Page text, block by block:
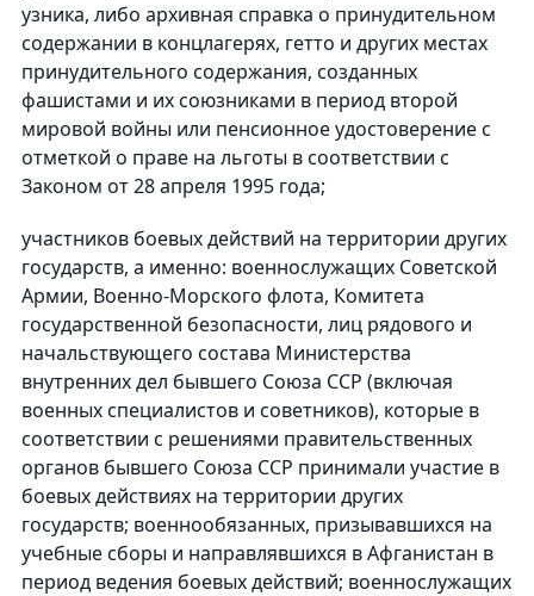
узника, либо архивная справка о принудительном
содержании в концлагерях, гетто и других местах
принудительного содержания, созданных
фашистами и их союзниками в период второй
мировой войны или пенсионное удостоверение с
отметкой о праве на льготы в соответствии с
Законом от 28 апреля 1995 года;
участников боевых действий на территории других
государств, а именно: военнослужащих Советской
Армии, Военно-Морского флота, Комитета
государственной безопасности, лиц рядового и
начальствующего состава Министерства
внутренних дел бывшего Союза ССР (включая
военных специалистов и советников), которые в
соответствии с решениями правительственных
органов бывшего Союза ССР принимали участие в
боевых действиях на территории других
государств; военнообязанных, призывавшихся на
учебные сборы и направлявшихся в Афганистан в
период ведения боевых действий; военнослужащих